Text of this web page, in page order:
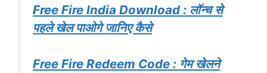
Free Fire India Download : लॉन्च से
पहले खेल पाओगे जानिए कैसे
Free Fire Redeem Code : गेम खेलने